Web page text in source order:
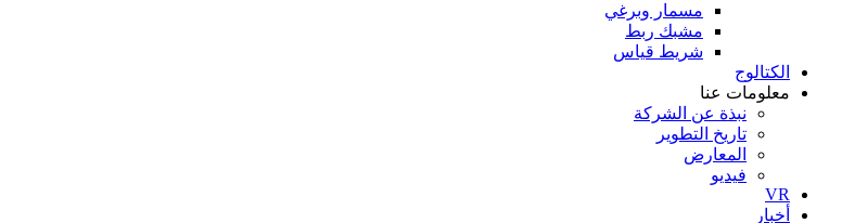
مسمار وبرغي
مشبك ربط
شريط قياس
الكتالوج
معلومات عنا
نبذة عن الشركة
تاريخ التطوير
المعارض
فيديو
VR
أخبار